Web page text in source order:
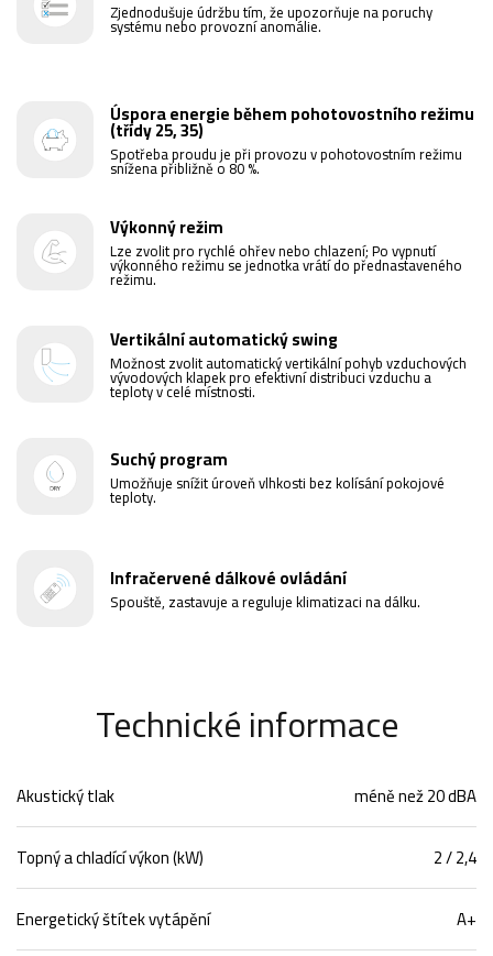
Zjednodušuje údržbu tím, že upozorňuje na poruchy
systému nebo provozní anomálie.
Úspora energie během pohotovostního režimu
(třídy 25, 35)
Spotřeba proudu je při provozu v pohotovostním režimu
snížena přibližně o 80 %.
Výkonný režim
Lze zvolit pro rychlé ohřev nebo chlazení; Po vypnutí
výkonného režimu se jednotka vrátí do přednastaveného
režimu.
Vertikální automatický swing
Možnost zvolit automatický vertikální pohyb vzduchových
vývodových klapek pro efektivní distribuci vzduchu a
teploty v celé místnosti.
Suchý program
Umožňuje snížit úroveň vlhkosti bez kolísání pokojové
teploty.
Infračervené dálkové ovládání
Spouště, zastavuje a reguluje klimatizaci na dálku.
Technické informace
Akustický tlak
méně než 20 dBA
Topný a chladící výkon (kW)
2 / 2,4
Energetický štítek vytápění
A+